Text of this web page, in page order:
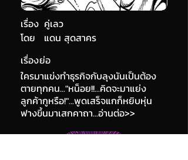
เรื่อง คู่เลว
แดน สุดสาคร
โดย
เรื่องย่อ
ใครมาแข่งทำธุรกิจกับลุงนันเป็นต้อง
ตายทุกคน..."หน็อย!!...คิดจะมาแย่ง
ลูกค้ากูหรือ!"...พูดเสร็จแกก็หยิบหุ่น
ฟางขึ้นมาเสกคาถา...อ่านต่อ>>